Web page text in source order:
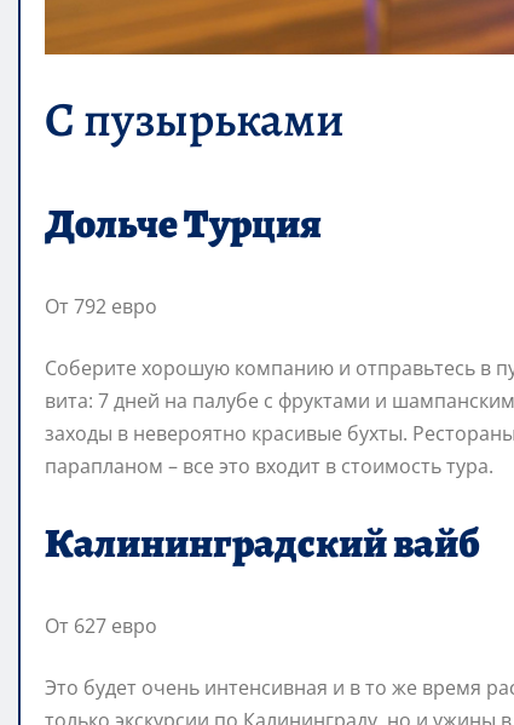
С пузырьками
Дольче Турция
От 792 евро
Соберите хорошую компанию и отправьтесь в
вита: 7 дней на палубе с фруктами и
заходы в невероятно красивые бухты.
парапланом – все это входит в стоимость тура.
Калининградский вайб
От 627 евро
Это будет очень интенсивная и в то же время
только экскурсии по Калининграду, но и ужины